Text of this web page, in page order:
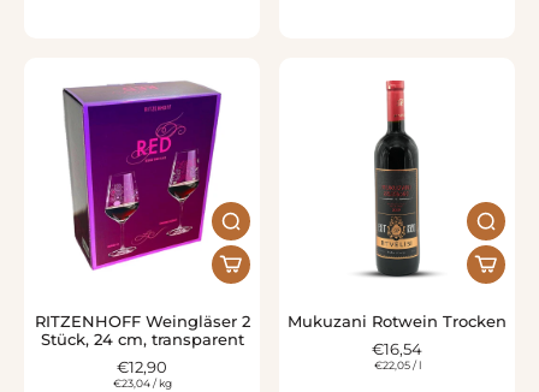
RITZENHOFF Weingläser 2
Stück, 24 cm, transparent
€12,90
€23,04/ kg
Mukuzani Rotwein Trocken
€16,54
€22,05/ l